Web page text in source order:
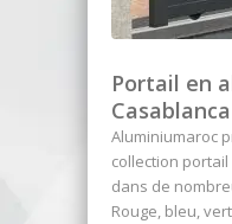
Portail en
Casablanca
Aluminiumaroc
collection
dans de
Rouge, bleu,